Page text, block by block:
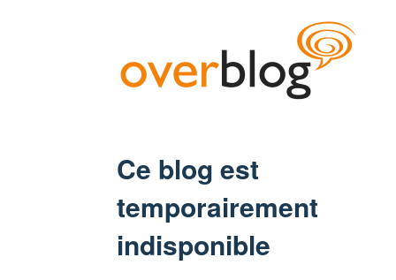
Ce blog est
temporairement
indisponible